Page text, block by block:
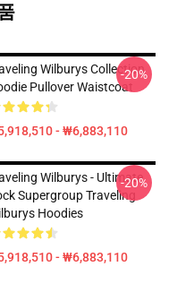
Wilburys Collection
Pullover Waistcoat
- ₩6,883,110
-20%
Wilburys - Ultimate
Supergroup Traveling
Hoodies
- ₩6,883,110
-20%